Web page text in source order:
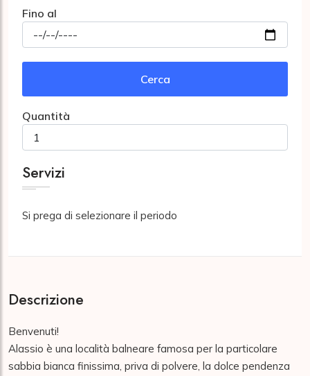
Fino al
Cerca
Quantità
Servizi
Si prega di selezionare il periodo
Descrizione
Benvenuti!
Alassio è una località balneare famosa per la particolare
sabbia bianca finissima, priva di polvere, la dolce pendenza